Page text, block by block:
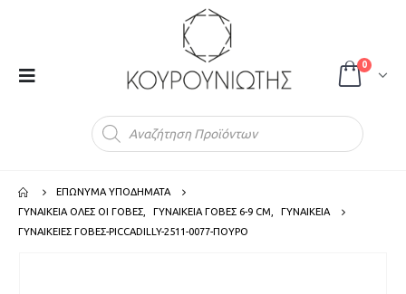
0
ΕΠΩΝΥΜΑ ΥΠΟΔΗΜΑΤΑ
ΓΥΝΑΙΚΕΙΑ ΟΛΕΣ ΟΙ ΓΟΒΕΣ
ΓΥΝΑΙΚΕΙΑ ΓΟΒΕΣ 6-9 CM
ΓΥΝΑΙΚΕΙΑ
ΓΥΝΑΙΚΕΙΕΣ ΓΟΒΕΣ-PICCADILLY-2511-0077-ΠΟΥΡΟ